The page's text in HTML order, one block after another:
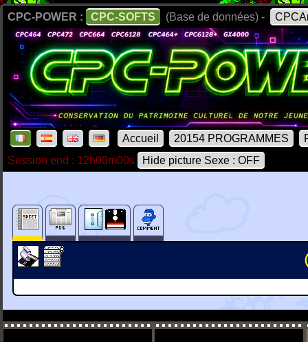
CPC-POWER : CPC-SOFTS (Base de données) -
Accueil 20154 PROGRAMMES
Session end : 12h00m00s
Hide picture Sexe : OFF